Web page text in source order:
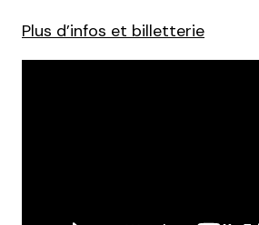
Plus d’infos et billetterie